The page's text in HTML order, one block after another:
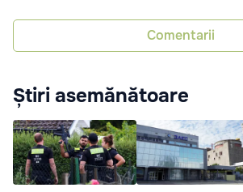
Comentarii
Știri asemănătoare